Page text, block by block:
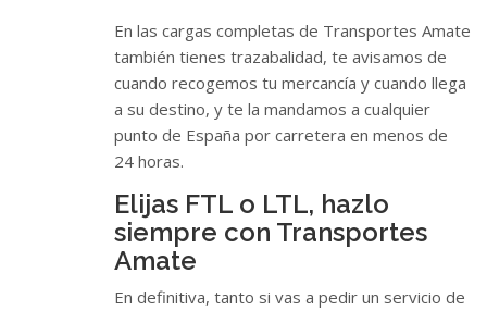
En las cargas completas de Transportes Amate
también tienes trazabalidad, te avisamos de
cuando recogemos tu mercancía y cuando llega
a su destino, y te la mandamos a cualquier
punto de España por carretera en menos de
24 horas.
Elijas FTL o LTL, hazlo
siempre con Transportes
Amate
En definitiva, tanto si vas a pedir un servicio de